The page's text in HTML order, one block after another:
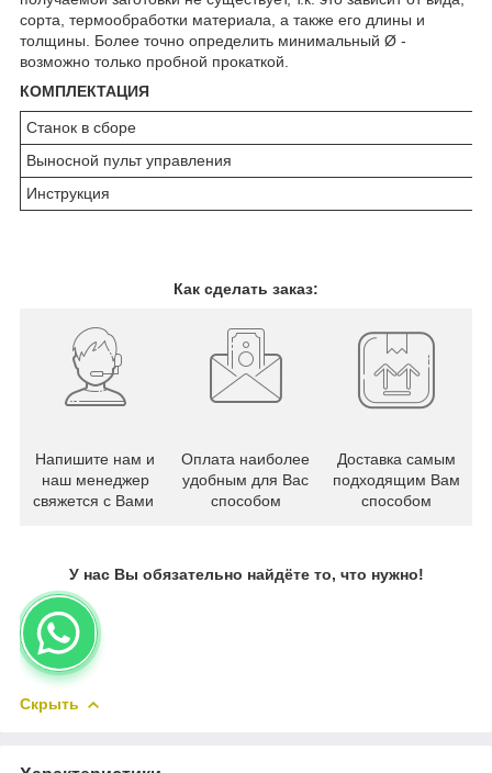
сорта, термообработки материала, а также его длины и
толщины. Более точно определить минимальный Ø -
возможно только пробной прокаткой.
КОМПЛЕКТАЦИЯ
Станок в сборе
Выносной пульт управления
Инструкция
Как сделать заказ:
Напишите нам и
наш менеджер
свяжется с Вами
Оплата наиболее
удобным для Вас
способом
Доставка самым
подходящим Вам
способом
У нас Вы обязательно найдёте то, что нужно!
Скрыть